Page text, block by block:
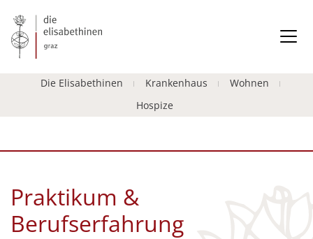
Die Elisabethinen Krankenhaus
Wohnen
Hospize
Praktikum &
Berufserfahrung